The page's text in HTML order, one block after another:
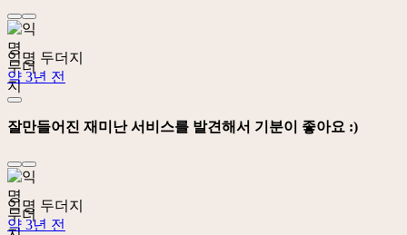
익명 두더지
약 3년 전
잘만들어진 재미난 서비스를 발견해서 기분이 좋아요 :)
익명 두더지
약 3년 전